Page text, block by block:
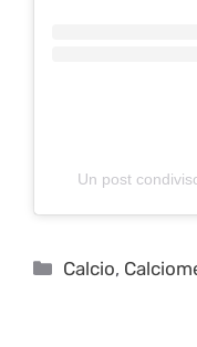
Un post
Categorie
Calcio,